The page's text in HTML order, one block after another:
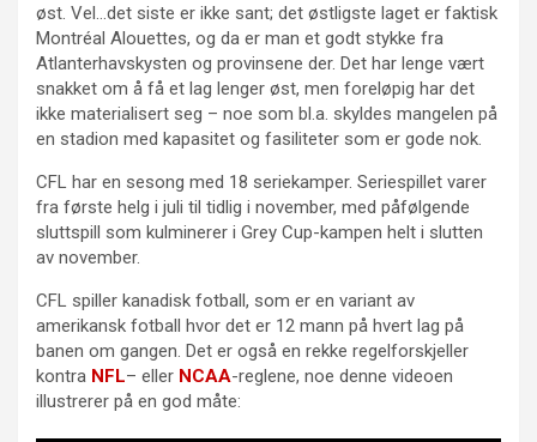
øst. Vel…det siste er ikke sant; det østligste laget er faktisk
Montréal Alouettes, og da er man et godt stykke fra
Atlanterhavskysten og provinsene der. Det har lenge vært
snakket om å få et lag lenger øst, men foreløpig har det
ikke materialisert seg – noe som bl.a. skyldes mangelen på
en stadion med kapasitet og fasiliteter som er gode nok.
CFL har en sesong med 18 seriekamper. Seriespillet varer
fra første helg i juli til tidlig i november, med påfølgende
sluttspill som kulminerer i Grey Cup-kampen helt i slutten
av november.
CFL spiller kanadisk fotball, som er en variant av
amerikansk fotball hvor det er 12 mann på hvert lag på
banen om gangen. Det er også en rekke regelforskjeller
kontra NFL– eller NCAA-reglene, noe denne videoen
illustrerer på en god måte: